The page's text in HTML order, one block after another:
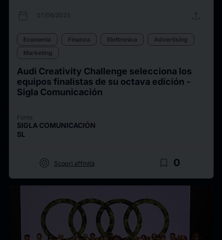
calendar_today 07/06/2023 upload
Economia Finanza Elettronica
Advertising
Marketing
Audi Creativity Challenge selecciona los
equipos finalistas de su octava edición -
Sigla Comunicación
Fonte
SIGLA COMUNICACIÓN
SL
target Scopri affinità bookmark_border 0